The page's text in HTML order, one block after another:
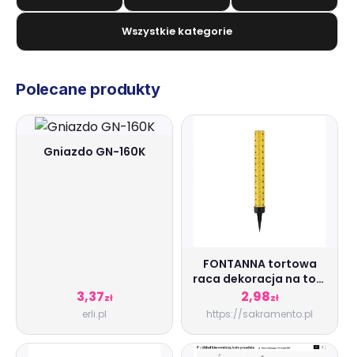
Wszystkie kategorie
Polecane produkty
Gniazdo GN-160K
3,37zł
erli.pl
FONTANNA tortowa
raca dekoracja na tort
12 cm
2,98zł
https://sakramento.pl